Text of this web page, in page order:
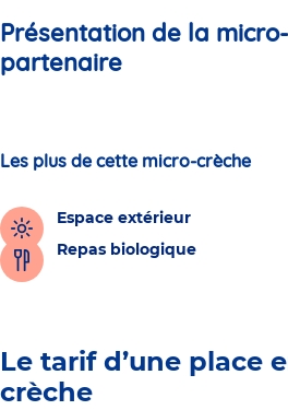
Présentation de la
partenaire
Les plus de cette micro-crèche
Espace extérieur
Repas biologique
Le tarif d’une place
crèche